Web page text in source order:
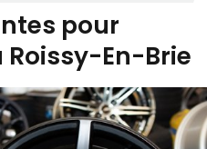
pour
En-Brie